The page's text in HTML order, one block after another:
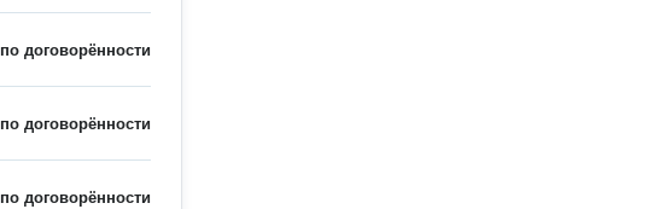
по договорённости
по договорённости
по договорённости